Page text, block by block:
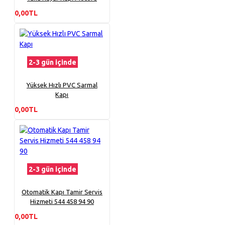
0,00TL
2-3 gün içinde
Yüksek Hızlı PVC Sarmal
Kapı
0,00TL
2-3 gün içinde
Otomatik Kapı Tamir Servis
Hizmeti 544 458 94 90
0,00TL